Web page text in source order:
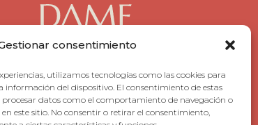
consentimiento
utilizamos tecnologías como las cookies para
información del dispositivo. El consentimiento de estas
datos como el comportamiento de navegación o
este sitio. No consentir o retirar el consentimiento,